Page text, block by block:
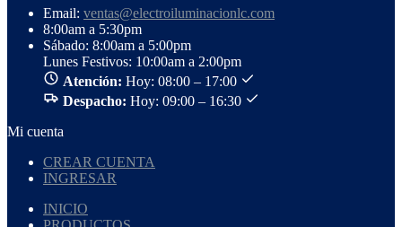
Email: ventas@electroiluminacionlc.com
8:00am a 5:30pm
Sábado: 8:00am a 5:00pm
Lunes Festivos: 10:00am a 2:00pm
Atención: Hoy: 08:00 – 17:00
Despacho: Hoy: 09:00 – 16:30
Mi cuenta
CREAR CUENTA
INGRESAR
INICIO